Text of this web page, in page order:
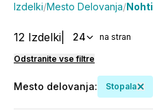
Izdelki/Mesto Delovanja/Nohti
12 Izdelki 24 na stran
Odstranite vse filtre
Mesto delovanja: Stopala